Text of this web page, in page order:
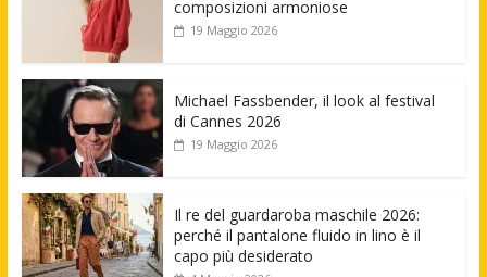
composizioni armoniose
19 Maggio 2026
Michael Fassbender, il look al festival
di Cannes 2026
19 Maggio 2026
Il re del guardaroba maschile 2026:
perché il pantalone fluido in lino è il
capo più desiderato